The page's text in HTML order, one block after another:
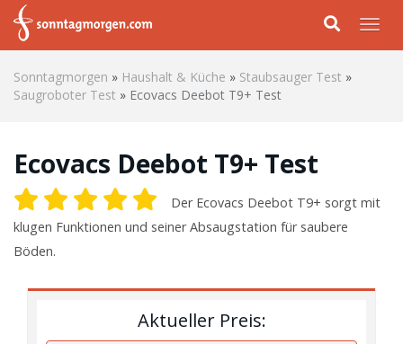
Skip to main content
Sonntagmorgen » Haushalt & Küche » Staubsauger Test »
Saugroboter Test » Ecovacs Deebot T9+ Test
Ecovacs Deebot T9+ Test
Der Ecovacs Deebot T9+ sorgt mit
klugen Funktionen und seiner Absaugstation für saubere
Böden.
Aktueller Preis: